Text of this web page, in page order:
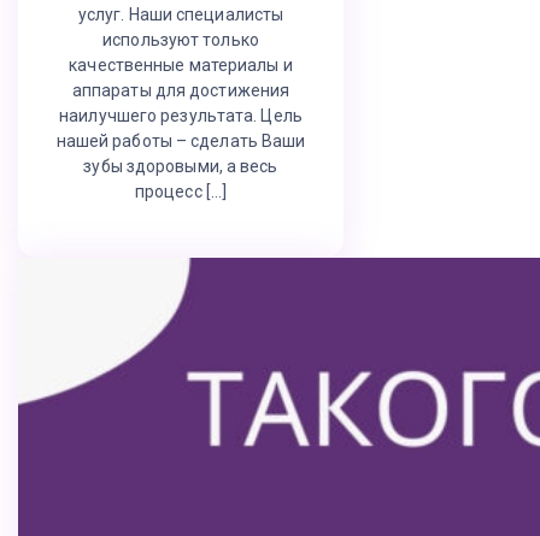
услуг. Наши специалисты
используют только
качественные материалы и
аппараты для достижения
наилучшего результата. Цель
нашей работы – сделать Ваши
зубы здоровыми, а весь
процесс […]